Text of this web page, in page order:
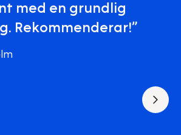
med en grundlig
Rekommenderar!”